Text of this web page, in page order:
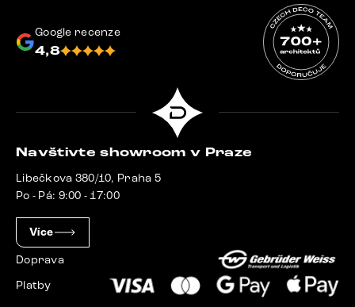
Google recenze
4,8
Navštivte showroom v Praze
Libečkova 380/10, Praha 5
Po - Pá: 9:00 - 17:00
Více
Doprava
Platby